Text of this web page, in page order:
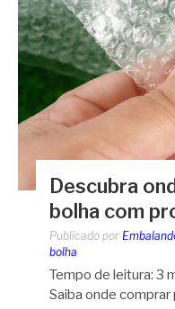
Descubra
bolha com
Publicado por
bolha
Tempo de leitura: 3
Saiba onde